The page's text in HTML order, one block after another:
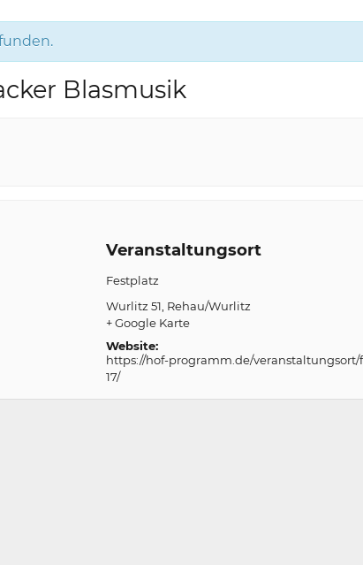
Blasmusik
Veranstaltungsort
Festplatz
Wurlitz 51 Rehau/Wurlitz
+ Google Karte
Website:
https://hof-programm.de/veranstaltungsort/
17/